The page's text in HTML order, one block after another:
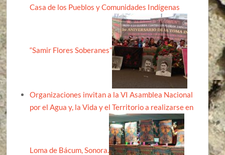
Casa de los Pueblos y Comunidades Indígenas
“Samir Flores Soberanes”
Organizaciones invitan a la VI Asamblea Nacional
por el Agua y, la Vida y el Territorio a realizarse en
Loma de Bácum, Sonora.